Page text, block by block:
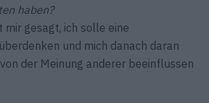
haben?
mir gesagt, ich solle eine
und mich danach daran
der Meinung anderer beeinflussen